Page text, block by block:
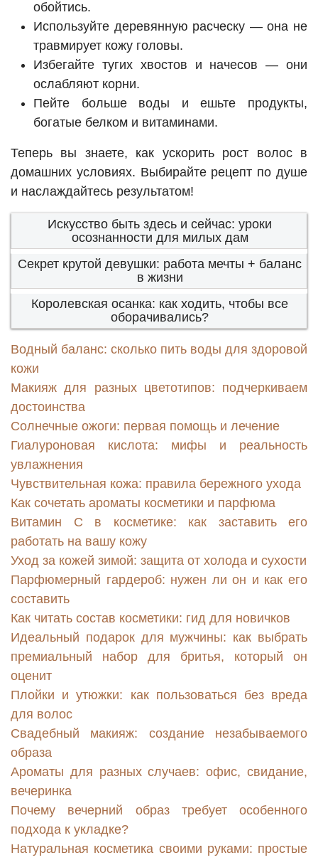
обойтись.
Используйте деревянную расческу — она не
травмирует кожу головы.
Избегайте тугих хвостов и начесов — они
ослабляют корни.
Пейте больше воды и ешьте продукты,
богатые белком и витаминами.
Теперь вы знаете, как ускорить рост волос в
домашних условиях. Выбирайте рецепт по душе
и наслаждайтесь результатом!
Искусство быть здесь и сейчас: уроки
осознанности для милых дам
Секрет крутой девушки: работа мечты + баланс
в жизни
Королевская осанка: как ходить, чтобы все
оборачивались?
Водный баланс: сколько пить воды для здоровой
кожи
Макияж для разных цветотипов: подчеркиваем
достоинства
Солнечные ожоги: первая помощь и лечение
Гиалуроновая кислота: мифы и реальность
увлажнения
Чувствительная кожа: правила бережного ухода
Как сочетать ароматы косметики и парфюма
Витамин С в косметике: как заставить его
работать на вашу кожу
Уход за кожей зимой: защита от холода и сухости
Парфюмерный гардероб: нужен ли он и как его
составить
Как читать состав косметики: гид для новичков
Идеальный подарок для мужчины: как выбрать
премиальный набор для бритья, который он
оценит
Плойки и утюжки: как пользоваться без вреда
для волос
Свадебный макияж: создание незабываемого
образа
Ароматы для разных случаев: офис, свидание,
вечеринка
Почему вечерний образ требует особенного
подхода к укладке?
Натуральная косметика своими руками: простые